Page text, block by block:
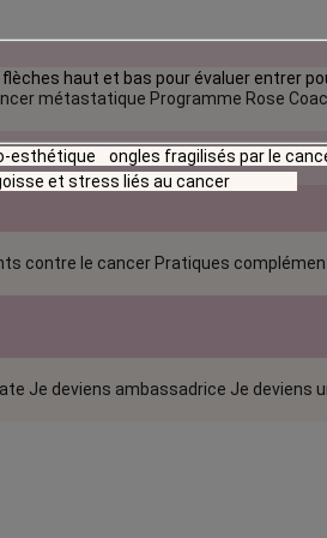
métastatique Programme Rose
contre le cancer Pratiques
Je deviens ambassadrice Je deviens
haut et bas pour évaluer entrer
esthétique ongles fragilisés par le
et stress liés au cancer